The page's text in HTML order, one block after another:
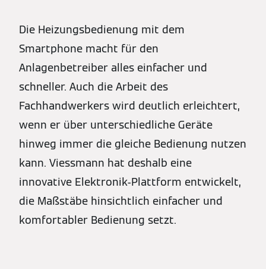
Die Heizungsbedienung mit dem
Smartphone macht für den
Anlagenbetreiber alles einfacher und
schneller. Auch die Arbeit des
Fachhandwerkers wird deutlich erleichtert,
wenn er über unterschiedliche Geräte
hinweg immer die gleiche Bedienung nutzen
kann. Viessmann hat deshalb eine
innovative Elektronik-Plattform entwickelt,
die Maßstäbe hinsichtlich einfacher und
komfortabler Bedienung setzt.